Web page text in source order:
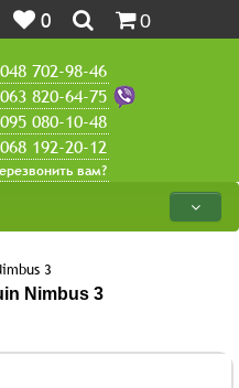
0 0
048 702-98-46
063 820-64-75
095 080-10-48
068 192-20-12
вам?
3
Nimbus 3